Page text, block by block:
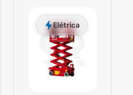
Elétrica